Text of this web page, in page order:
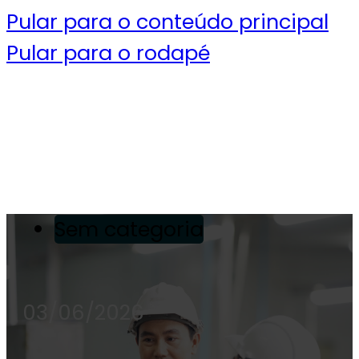
Pular para o conteúdo principal
Pular para o rodapé
03/06/2026